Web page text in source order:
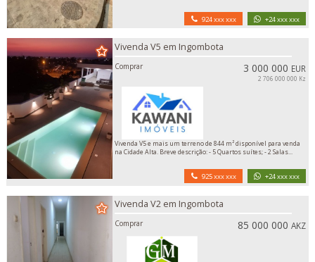
924 xxx xxx +24 xxx xxx
Vivenda V5 em Ingombota
Comprar 3 000 000 EUR
2 706 000 000 Kz
Vivenda V5 e mais um terreno de 844 m² disponível para venda
na Cidade Alta. Breve descrição: - 5 Quartos suítes; - 2 Salas...
925 xxx xxx +24 xxx xxx
Vivenda V2 em Ingombota
Comprar 85 000 000AKZ